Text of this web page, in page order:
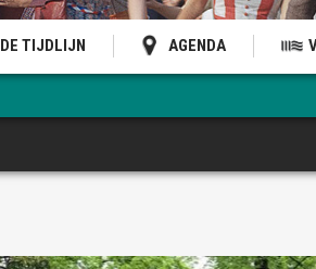
DE TIJDLIJN AGENDA